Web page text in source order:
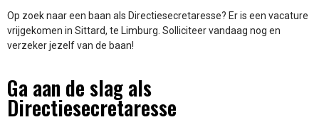
Op zoek naar een baan als Directiesecretaresse? Er is een vacature
vrijgekomen in Sittard, te Limburg. Solliciteer vandaag nog en
verzeker jezelf van de baan!
Ga aan de slag als
Directiesecretaresse